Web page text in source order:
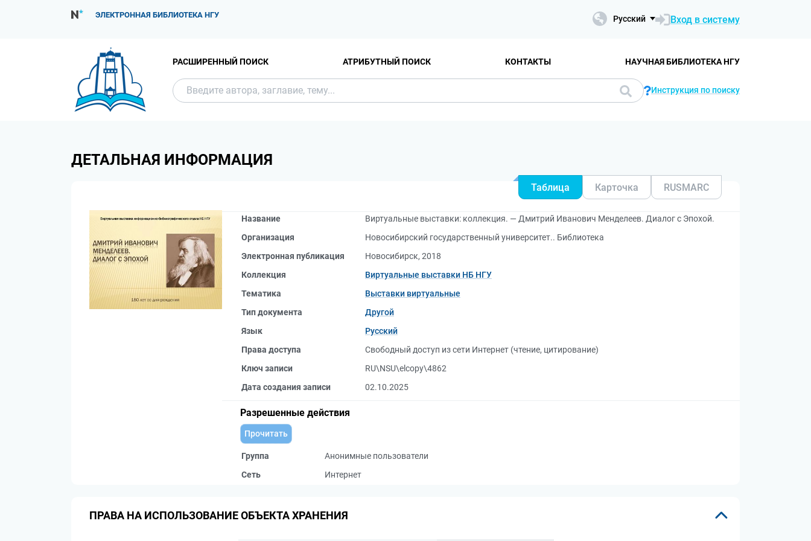
ЭЛЕКТРОННАЯ БИБЛИОТЕКА НГУ Русский Вход в систему
РАСШИРЕННЫЙ ПОИСК АТРИБУТНЫЙ ПОИСК КОНТАКТЫ НАУЧНАЯ БИБЛИОТЕКА НГУ
Инструкция по поиску
ДЕТАЛЬНАЯ ИНФОРМАЦИЯ
Таблица Карточка RUSMARC
Название
Виртуальные выставки: коллекция. — Дмитрий Иванович Менделеев. Диалог с Эпохой.
Организация
Новосибирский государственный университет.. Библиотека
Электронная публикация
Новосибирск, 2018
Коллекция
Виртуальные выставки НБ НГУ
Тематика
Выставки виртуальные
Тип документа
Другой
Язык
Русский
Права доступа
Свободный доступ из сети Интернет (чтение, цитирование)
Ключ записи
RU\NSU\elcopy\4862
Дата создания записи
02.10.2025
Разрешенные действия
Прочитать
Группа
Анонимные пользователи
Сеть
Интернет
ПРАВА НА ИСПОЛЬЗОВАНИЕ ОБЪЕКТА ХРАНЕНИЯ